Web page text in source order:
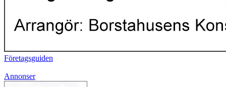
Företagsguiden
Annonser